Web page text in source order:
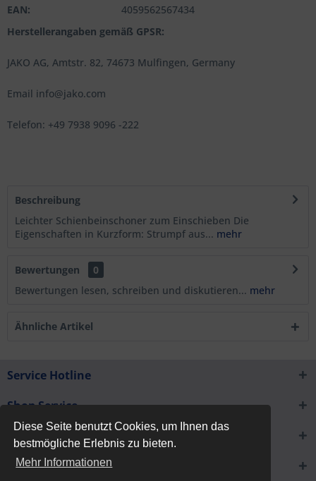
Diese Seite benutzt Cookies, um Ihnen das
bestmögliche Erlebnis zu bieten.
Mehr Informationen
EAN:
4059562567434
Herstellerangaben gemäß GPSR:
JAKO AG, Amtstr. 82, 74673 Mulfingen, Germany
Email info@jako.com
Telefon: +49 7938 9096 -222
Beschreibung
Leichter Schienbeinschoner zum Einschieben Die
Eigenschaften in Kurzform: Strumpf aus... mehr
Bewertungen
0
Bewertungen lesen, schreiben und diskutieren... mehr
Ähnliche Artikel
Service Hotline
Shop Service
Informationen
Newsletter